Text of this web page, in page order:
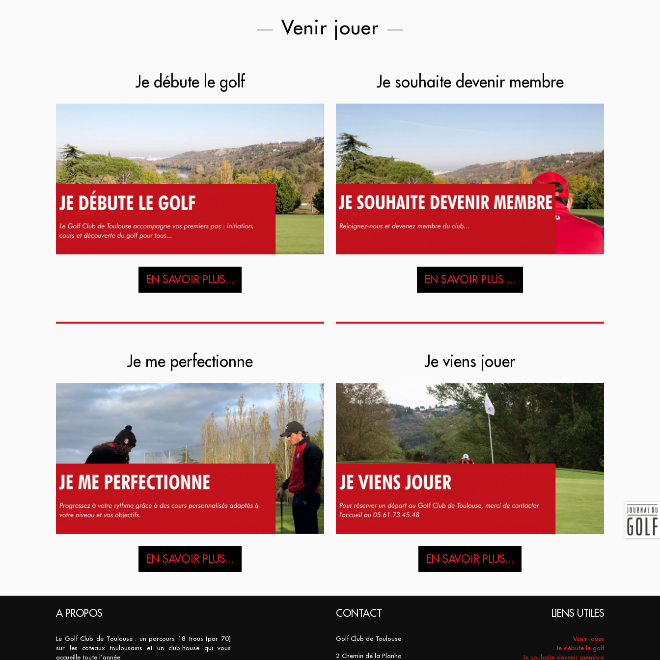
Venir jouer
Je débute le golf
EN SAVOIR PLUS...
Je me perfectionne
EN SAVOIR PLUS...
Je souhaite devenir membre
EN SAVOIR PLUS ...
Je viens jouer
EN SAVOIR PLUS...
A PROPOS
Le Golf Club de Toulouse : un parcours 18 trous (par 70)
sur les coteaux toulousains et un club-house qui vous
accueille toute l’année.
CONTACT
Golf Club de Toulouse
2 Chemin de la Planho
LIENS UTILES
Venir jouer
Je débute le golf
Je souhaite devenir membre